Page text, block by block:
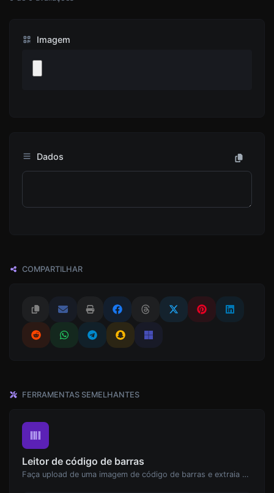
Imagem
Dados
COMPARTILHAR
FERRAMENTAS SEMELHANTES
Leitor de código de barras
Faça upload de uma imagem de código de barras e extraia os dados dela